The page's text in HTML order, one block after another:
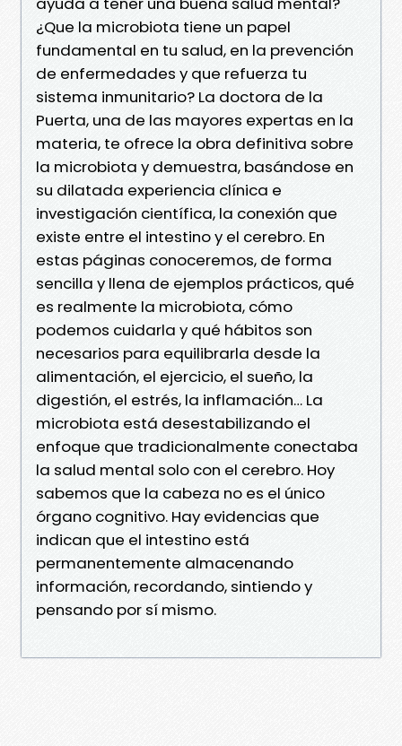
¿Que la microbiota tiene un papel
fundamental en tu salud, en la prevención
de enfermedades y que refuerza tu
sistema inmunitario? La doctora de la
Puerta, una de las mayores expertas en la
materia, te ofrece la obra definitiva sobre
la microbiota y demuestra, basándose en
su dilatada experiencia clínica e
investigación científica, la conexión que
existe entre el intestino y el cerebro. En
estas páginas conoceremos, de forma
sencilla y llena de ejemplos prácticos, qué
es realmente la microbiota, cómo
podemos cuidarla y qué hábitos son
necesarios para equilibrarla desde la
alimentación, el ejercicio, el sueño, la
digestión, el estrés, la inflamación… La
microbiota está desestabilizando el
enfoque que tradicionalmente conectaba
la salud mental solo con el cerebro. Hoy
sabemos que la cabeza no es el único
órgano cognitivo. Hay evidencias que
indican que el intestino está
permanentemente almacenando
información, recordando, sintiendo y
pensando por sí mismo.